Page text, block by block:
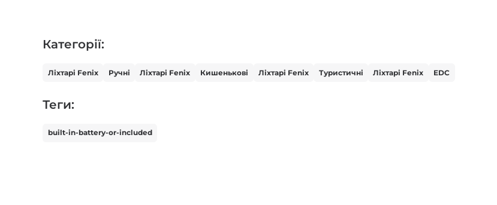
Категорії:
Ліхтарі Fenix Ручні Ліхтарі Fenix Кишенькові Ліхтарі Fenix Туристичні Ліхтарі Fenix EDC
Теги:
built-in-battery-or-included